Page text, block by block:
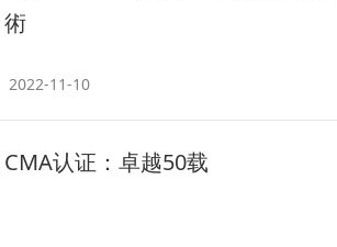
術
2022-11-10
CMA认证：卓越50载